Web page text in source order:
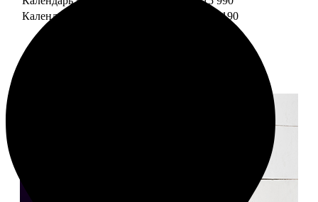
Календарь магнитный отрывной 15x20
1190